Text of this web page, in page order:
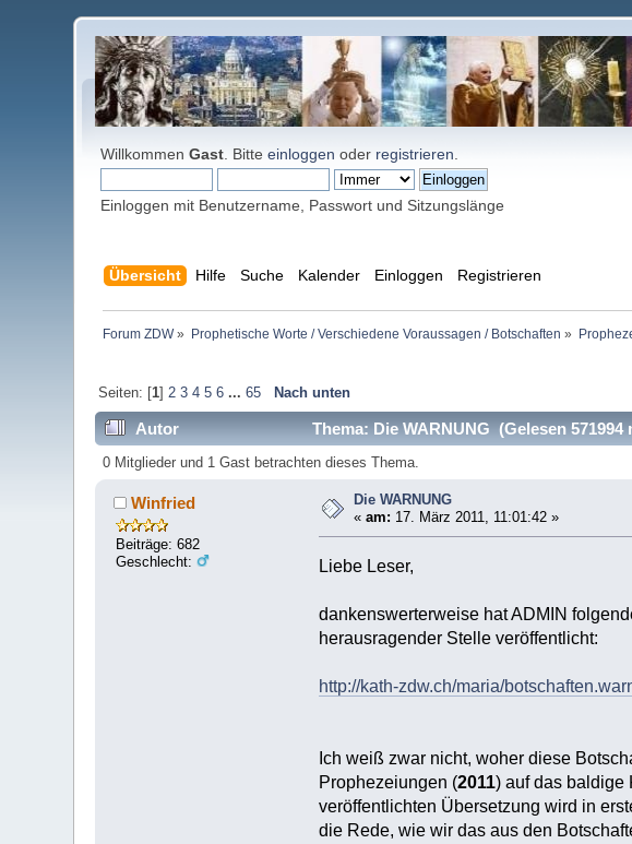
WillkommenGast . Bitteeinloggen oder registrieren
Einloggen mit Benutzername, Passwort und Sitzungslänge
Übersicht Hilfe Suche Kalender Einloggen Registrieren
Forum ZDW» Prophetische Worte / Verschiedene Voraussagen / Botschaften »
Seiten: [1] 2 3 4 5 6 ... 65 Nach unten
Autor Thema: Die WARNUNG (Gelesen 571994
0 Mitglieder und 1 Gast betrachten dieses Thema.
Winfried
Beiträge: 682
Geschlecht:
Die WARNUNG
«am: 17. März 2011, 11:01:42 »
Liebe Leser,
dankenswerterweise hat ADMIN
herausragender Stelle veröffentlicht:
http://kath-zdw.ch/maria/
Ich weiß zwar nicht, woher diese
Prophezeiungen (2011) auf das baldige
veröffentlichten Übersetzung wird in
die Rede, wie wir das aus den